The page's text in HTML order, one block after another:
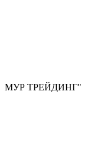
МУР ТРЕЙДИНГ"